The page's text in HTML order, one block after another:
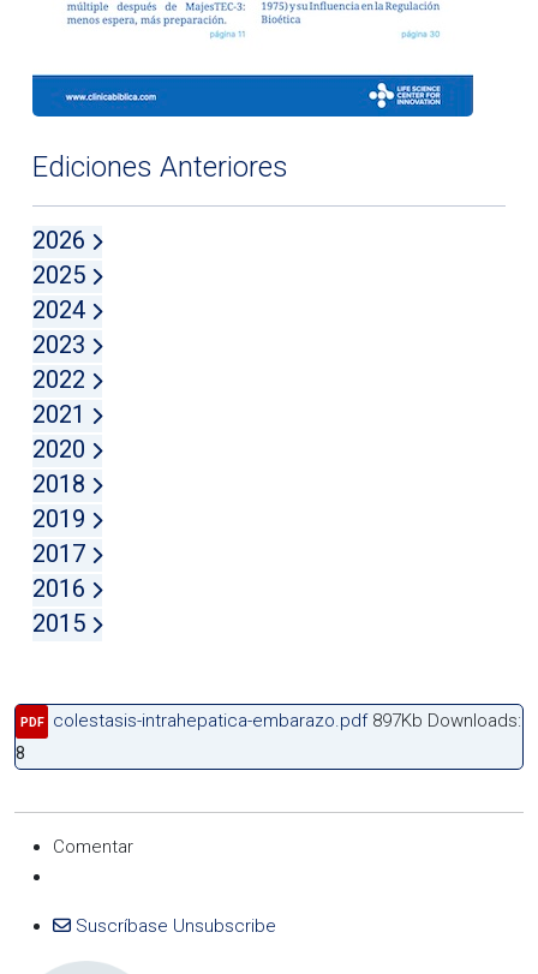
Ediciones Anteriores
2026
2025
2024
2023
2022
2021
2020
2018
2019
2017
2016
2015
PDF colestasis-intrahepatica-embarazo.pdf 897Kb Downloads:
8
Comentar
Suscríbase Unsubscribe